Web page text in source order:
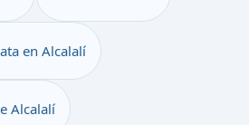
en Alcalalí
Alcalalí